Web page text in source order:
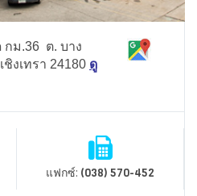
กม.36 ต. บาง
งเทรา 24180 ดู
แฟกซ์: (038) 570-452